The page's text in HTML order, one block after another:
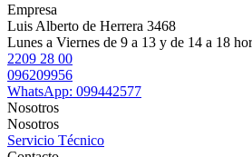
Empresa
Luis Alberto de Herrera 3468
Lunes a Viernes de 9 a 13 y de 14 a 18
2209 28 00
096209956
WhatsApp: 099442577
Nosotros
Nosotros
Servicio Técnico